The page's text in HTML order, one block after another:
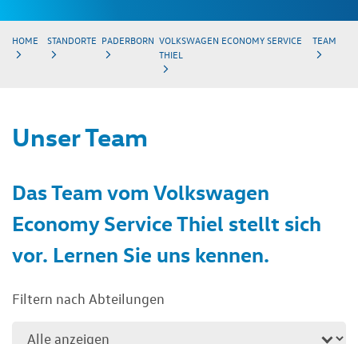
HOME STANDORTE PADERBORN VOLKSWAGEN ECONOMY SERVICE
THIEL
TEAM
Unser Team
Das Team vom Volkswagen
Economy Service Thiel stellt sich
vor. Lernen Sie uns kennen.
Filtern nach Abteilungen